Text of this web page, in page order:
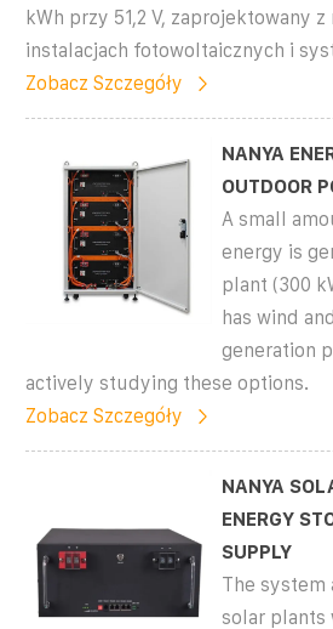
kWh przy 51,2 V, zaprojektowany
instalacjach fotowoltaicznych i
Zobacz Szczegóły
NANYA
OUTDOOR
A small
energy is
plant (300
has wind
generation
actively studying these options.
Zobacz Szczegóły
NANYA
ENERGY
SUPPLY
The system
solar plants